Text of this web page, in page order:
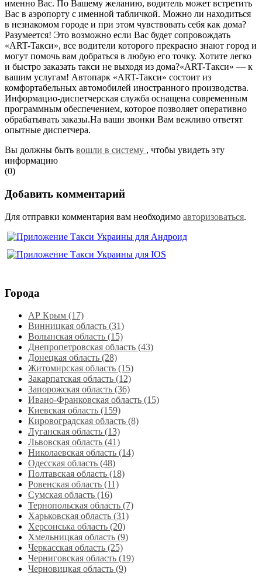
именно Вас. По Вашему желанию, водитель может встретить
Вас в аэропорту с именной табличкой. Можно ли находиться
в незнакомом городе и при этом чувствовать себя как дома?
Разумеется! Это возможно если Вас будет сопровождать
«ART-Taкcи», все водители которого прекрасно знают город и
могут помочь вам добраться в любую его точку. Хотите легко
и быстро заказать такси не выходя из дома?«ART-Такси» — к
вашим услугам! Автопарк «ART-Taкcи» состоит из
комфортабельных автомобилей иностранного производства.
Информацио-диспетчерская служба оснащена современным
программным обеспечением, которое позволяет оперативно
обрабатывать заказы.На ваши звонки Вам вежливо ответят
опытные диспетчера.
Вы должны быть вошли в систему , чтобы увидеть эту
информацию
(0)
Добавить комментарий
Для отправки комментария вам необходимо авторизоваться.
Города
АР Крым (17)
Винницкая область (31)
Волынская область (15)
Днепропетровская область‎ (43)
Донецкая область (28)
Житомирская область (15)
Закарпатская область (12)
Запорожская область (36)
Ивано-Франковская область (15)
Киевская область (159)
Кировоградская область (8)
Луганская область‎ (13)
Львовская область‎ (41)
Николаевская область‎ (14)
Одесская область‎ (48)
Полтавская область (18)
Ровенская область‎ (11)
Сумская область‎ (16)
Тернопольская область‎ (7)
Харьковская область‎ (31)
Херсонська область‎ (20)
Хмельницкая область‎ (9)
Черкасская область‎ (25)
Черниговская область (19)
Черновицкая область (9)